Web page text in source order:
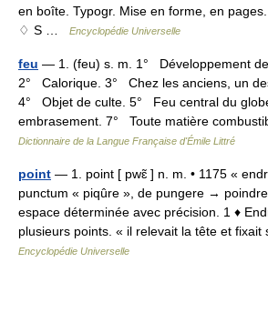
en boîte. Typogr. Mise en forme, en
♢ S …
Encyclopédie Universelle
feu — 1. (feu) s. m. 1° Développement de
2° Calorique. 3° Chez les anciens, un
4° Objet de culte. 5° Feu central du
embrasement. 7° Toute matière
Dictionnaire de la Langue Française d'Émile Littré
point — 1. point [ pwɛ̃ ] n. m. • 1175 «
punctum « piqûre », de pungere → poindre
espace déterminée avec précision. 1 ♦
plusieurs points. « il relevait la tête et
Encyclopédie Universelle